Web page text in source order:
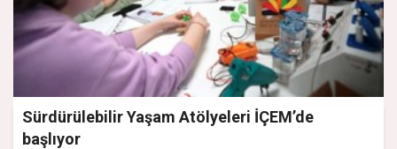
Sürdürülebilir Yaşam Atölyeleri İÇEM’de
başlıyor